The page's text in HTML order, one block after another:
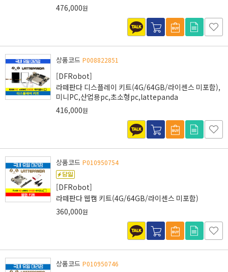
476,000원
상품코드 P008822851
[DFRobot]
라떼판다 디스플레이 키트(4G/64GB/라이센스 미포함),
미니PC,산업용pc,초소형pc,lattepanda
416,000원
상품코드 P010950754
[DFRobot]
라떼판다 웹캠 키트(4G/64GB/라이센스 미포함)
360,000원
상품코드 P010950746